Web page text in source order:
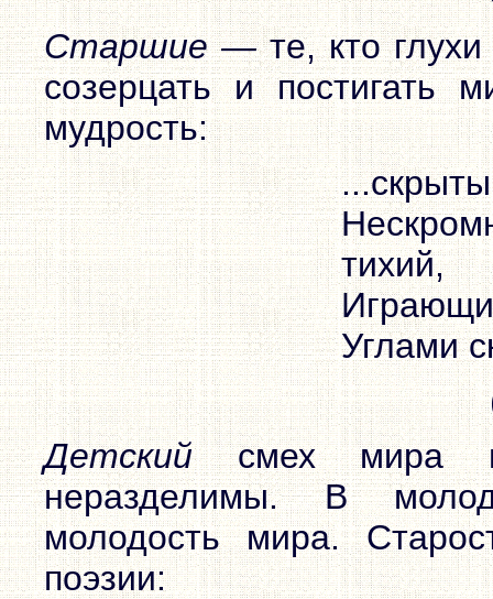
Старшие —те, кто
созерцать и постигать
мудрость:
тихий,
Углами
Детскийсмех
неразделимы. В
молодость мира.
поэзии: